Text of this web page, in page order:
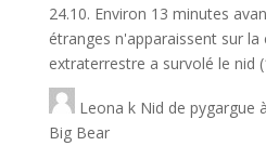
24.10. Environ 13 minutes
étranges n'apparaissent sur la
extraterrestre a survolé le nid
Leona k Nid de pygargue
Big Bear